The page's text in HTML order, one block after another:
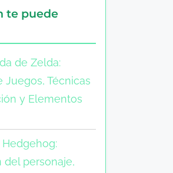
te puede
de Zelda:
Juegos, Técnicas
y Elementos
del personaje,